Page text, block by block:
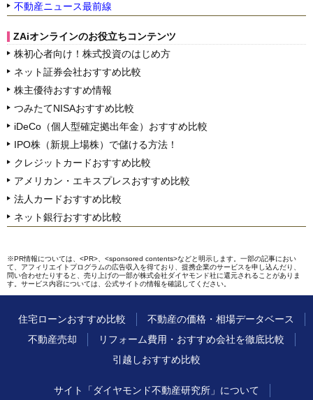
不動産ニュース最前線
ZAiオンラインのお役立ちコンテンツ
株初心者向け！株式投資のはじめ方
ネット証券会社おすすめ比較
株主優待おすすめ情報
つみたてNISAおすすめ比較
iDeCo（個人型確定拠出年金）おすすめ比較
IPO株（新規上場株）で儲ける方法！
クレジットカードおすすめ比較
アメリカン・エキスプレスおすすめ比較
法人カードおすすめ比較
ネット銀行おすすめ比較
※PR情報については、<PR>、<sponsored contents>などと明示します。一部の記事におい
て、アフィリエイトプログラムの広告収入を得ており、提携企業のサービスを申し込んだり、
問い合わせたりすると、売り上げの一部が株式会社ダイヤモンド社に還元されることがありま
す。サービス内容については、公式サイトの情報を確認してください。
住宅ローンおすすめ比較
不動産の価格・相場データベース
不動産売却
リフォーム費用・おすすめ会社を徹底比較
引越しおすすめ比較
サイト「ダイヤモンド不動産研究所」について